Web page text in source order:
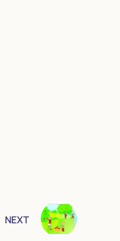
NEXT